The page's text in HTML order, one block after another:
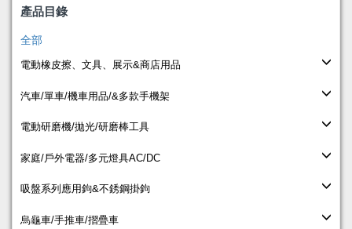
產品目錄
全部
電動橡皮擦、文具、展示&商店用品
汽車/單車/機車用品/&多款手機架
電動研磨機/拋光/研磨棒工具
家庭/戶外電器/多元燈具AC/DC
吸盤系列應用鉤&不銹鋼掛鉤
烏龜車/手推車/摺疊車